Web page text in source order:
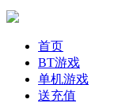
首页
BT游戏
单机游戏
送充值